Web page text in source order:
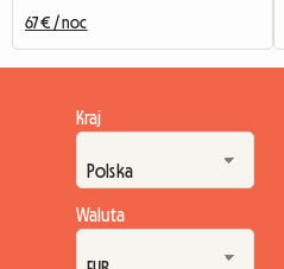
67 € / noc
Kraj
Waluta